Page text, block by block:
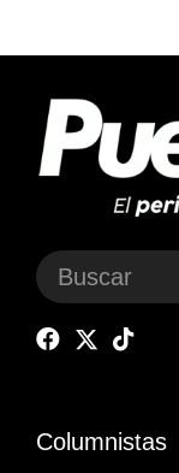
Columnistas